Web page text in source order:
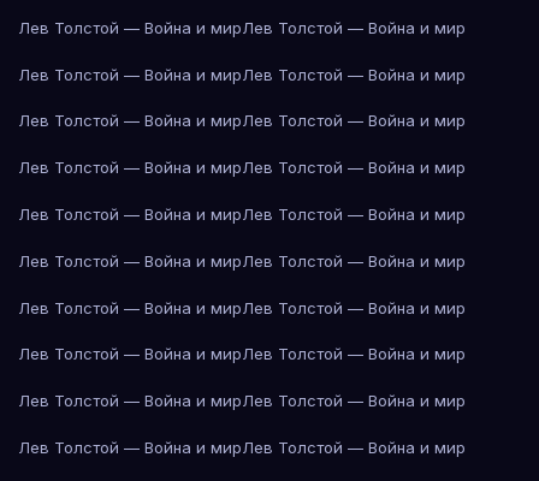
Лев Толстой — Война и мирЛев Толстой — Война и мир
Лев Толстой — Война и мирЛев Толстой — Война и мир
Лев Толстой — Война и мирЛев Толстой — Война и мир
Лев Толстой — Война и мирЛев Толстой — Война и мир
Лев Толстой — Война и мирЛев Толстой — Война и мир
Лев Толстой — Война и мирЛев Толстой — Война и мир
Лев Толстой — Война и мирЛев Толстой — Война и мир
Лев Толстой — Война и мирЛев Толстой — Война и мир
Лев Толстой — Война и мирЛев Толстой — Война и мир
Лев Толстой — Война и мирЛев Толстой — Война и мир